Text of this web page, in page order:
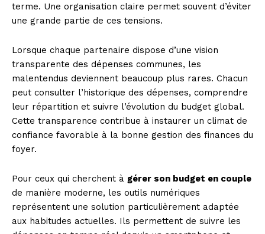
terme. Une organisation claire permet souvent d’éviter
une grande partie de ces tensions.
Lorsque chaque partenaire dispose d’une vision
transparente des dépenses communes, les
malentendus deviennent beaucoup plus rares. Chacun
peut consulter l’historique des dépenses, comprendre
leur répartition et suivre l’évolution du budget global.
Cette transparence contribue à instaurer un climat de
confiance favorable à la bonne gestion des finances du
foyer.
Pour ceux qui cherchent à gérer son budget en couple
de manière moderne, les outils numériques
représentent une solution particulièrement adaptée
aux habitudes actuelles. Ils permettent de suivre les